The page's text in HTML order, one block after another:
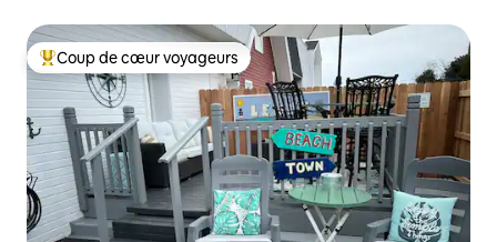
Coups de cœur voyageurs les plus appréciés
Coup de cœur voyageurs